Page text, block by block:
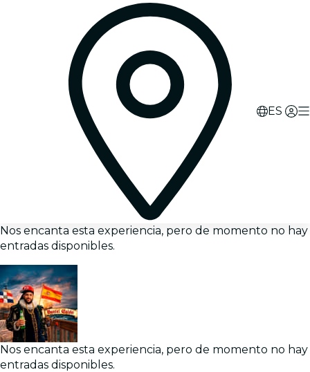
ES
Nos encanta esta experiencia, pero de momento no hay
entradas disponibles.
Nos encanta esta experiencia, pero de momento no hay
entradas disponibles.